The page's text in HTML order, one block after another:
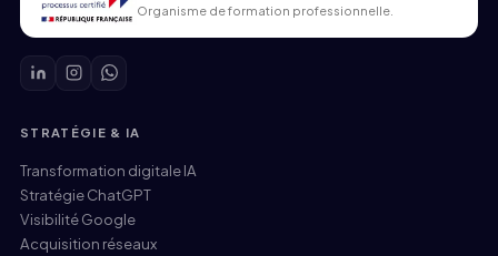
Organisme de formation professionnelle.
STRATÉGIE & IA
Transformation digitale IA
Stratégie ChatGPT
Visibilité Google
Acquisition réseaux